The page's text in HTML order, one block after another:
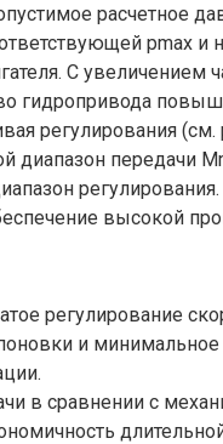
расчетное
рmax и
С увеличением
гидропривода
регулирования
диапазон передачи
высокой
регулирование
и
в сравнении с